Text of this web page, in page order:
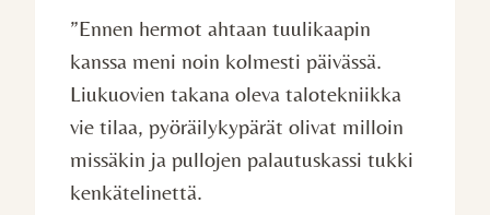
”Ennen hermot ahtaan tuulikaapin
kanssa meni noin kolmesti päivässä.
Liukuovien takana oleva talotekniikka
vie tilaa, pyöräilykypärät olivat milloin
missäkin ja pullojen palautuskassi tukki
kenkätelinettä.